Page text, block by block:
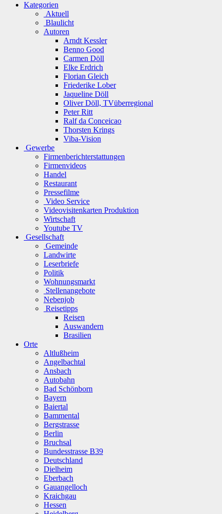
Kategorien
Aktuell
Blaulicht
Autoren
Arndt Kessler
Benno Good
Carmen Döll
Elke Erdrich
Florian Gleich
Friederike Lober
Jaqueline Döll
Oliver Döll, TVüberregional
Peter Ritt
Ralf da Conceicao
Thorsten Krings
Viba-Vision
Gewerbe
Firmenberichterstattungen
Firmenvideos
Handel
Restaurant
Pressefilme
Video Service
Videovisitenkarten Produktion
Wirtschaft
Youtube TV
Gesellschaft
Gemeinde
Landwirte
Leserbriefe
Politik
Wohnungsmarkt
Stellenangebote
Nebenjob
Reisetipps
Reisen
Auswandern
Brasilien
Orte
Altlußheim
Angelbachtal
Ansbach
Autobahn
Bad Schönborn
Bayern
Baiertal
Bammental
Bergstrasse
Berlin
Bruchsal
Bundesstrasse B39
Deutschland
Dielheim
Eberbach
Gauangelloch
Kraichgau
Hessen